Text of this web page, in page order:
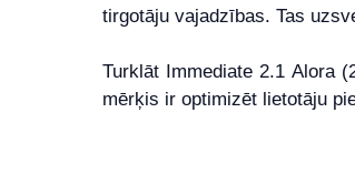
tirgotāju vajadzības. Tas
Turklāt Immediate 2.1 Alora
mērķis ir optimizēt lietotāju